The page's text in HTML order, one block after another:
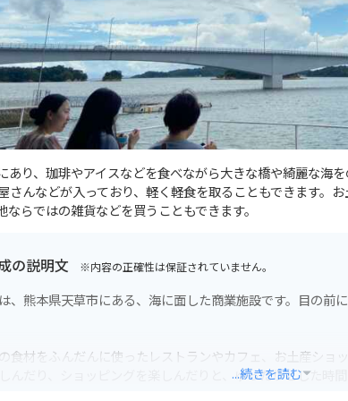
あり、珈琲やアイスなどを食べながら大きな橋や綺麗な海
さんなどが入っており、軽く軽食を取ることもできます。
ならではの雑貨などを買うこともできます。
の説明文 ※内容の正確性は保証されていません。
、熊本県天草市にある、海に面した商業施設です。目の前
食材をふんだんに使ったレストランやカフェ、お土産ショ
んだり、ショッピングを楽しんだりと、ゆったりとした時
...続きを読む